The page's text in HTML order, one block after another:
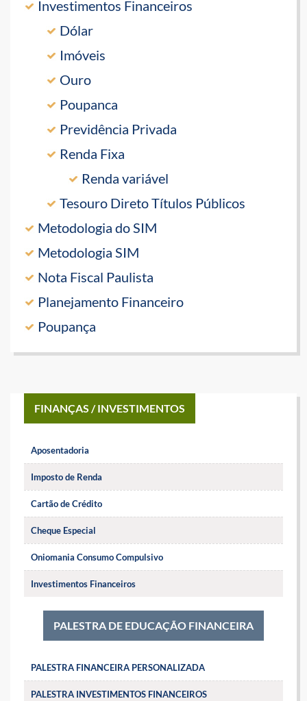
Investimentos Financeiros
Dólar
Imóveis
Ouro
Poupanca
Previdência Privada
Renda Fixa
Renda variável
Tesouro Direto Títulos Públicos
Metodologia do SIM
Metodologia SIM
Nota Fiscal Paulista
Planejamento Financeiro
Poupança
FINANÇAS / INVESTIMENTOS
Aposentadoria
Imposto de Renda
Cartão de Crédito
Cheque Especial
Oniomania Consumo Compulsivo
Investimentos Financeiros
PALESTRA DE EDUCAÇÃO FINANCEIRA
PALESTRA FINANCEIRA PERSONALIZADA
PALESTRA INVESTIMENTOS FINANCEIROS